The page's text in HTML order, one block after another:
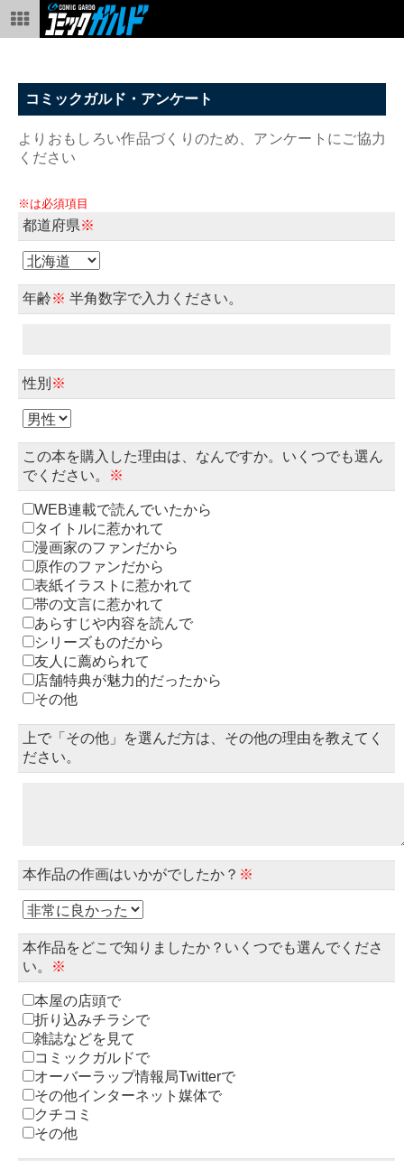
コミックガルド・アンケート
よりおもしろい作品づくりのため、アンケートにご協力
ください
※は必須項目
都道府県※
年齢※ 半角数字で入力ください。
性別 ※
この本を購入した理由は、なんですか。いくつでも選ん
でください。
※
WEB連載で読んでいたから
タイトルに惹かれて
漫画家のファンだから
原作のファンだから
表紙イラストに惹かれて
帯の文言に惹かれて
あらすじや内容を読んで
シリーズものだから
友人に薦められて
店舗特典が魅力的だったから
その他
上で「その他」を選んだ方は、その他の理由を教えてく
ださい。
本作品の作画はいかがでしたか？ ※
本作品をどこで知りましたか？いくつでも選んでくださ
い。
※
本屋の店頭で
折り込みチラシで
雑誌などを見て
コミックガルドで
オーバーラップ情報局Twitterで
その他インターネット媒体で
クチコミ
その他